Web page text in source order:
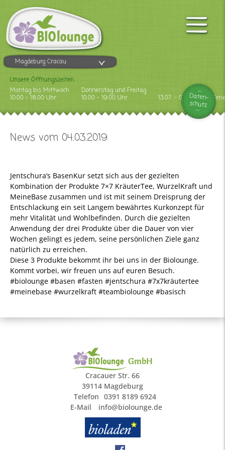
Magdeburg Cracau
Unsere Öffnungszeiten
Montag bis Mittwoch
10.00 - 18.00 Uhr
Donnerstag und Freitag
10.00 - 19.00 Uhr
13.07. - 09.08.2026
Daten-
schutz
News vom 04.03.2019
Jentschura’s BasenKur setzt sich aus der gezielten
Kombination der Produkte 7×7 KräuterTee, WurzelKraft und
MeineBase zusammen und ist mit seinem Dreisprung der
Entschlackung ein seit Langem bewährtes Kurkonzept für
mehr Vitalität und Wohlbefinden. Durch die gezielten
Anwendung der drei Produkte über die Dauer von vier
Wochen gelingt es jedem, seine persönlichen Ziele ganz
natürlich zu erreichen.
Diese 3 Produkte bekommt ihr bei uns in der Biolounge.
Kommt vorbei, wir freuen uns auf euren Besuch.
#biolounge #basen #fasten #jentschura #7x7kräutertee
#meinebase #wurzelkraft #teambiolounge #basisch
GmbH
Cracauer Str. 66
39114 Magdeburg
Telefon 0391 8189 6924
E-Mail
info@biolounge.de